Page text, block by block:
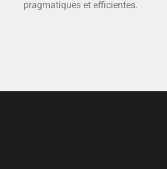
pragmatiques et efficientes.